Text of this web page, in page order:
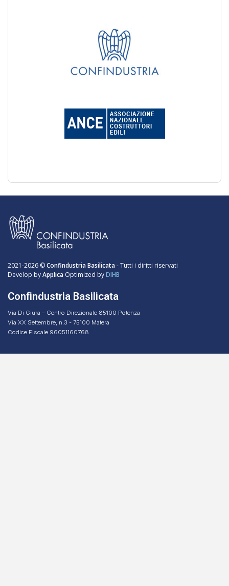
2021-2026 ©Confindustria Basilicata- Tutti i diritti riservati
Develop byApplica Optimized byDIHB
Confindustria Basilicata
Via Di Giura – Centro Direzionale 85100 Potenza
Via XX Settembre, n.3 - 75100 Matera
Codice Fiscale 96051160768